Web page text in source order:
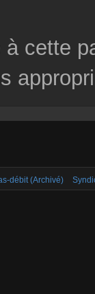
cette
débit (Archivé)